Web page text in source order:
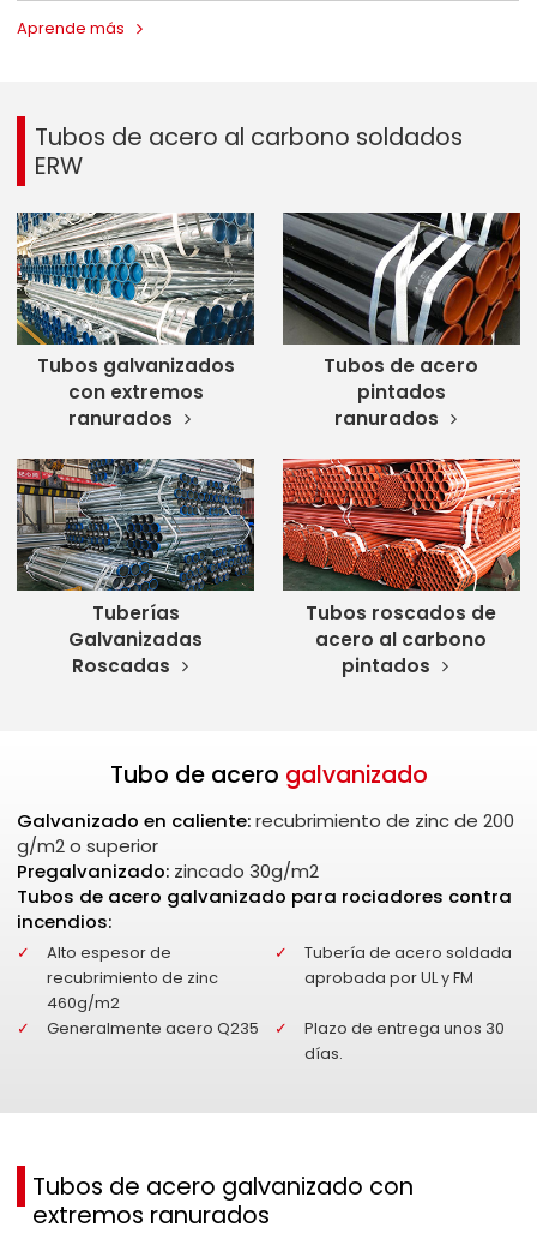
Aprende más
Tubos de acero al carbono soldados
ERW
Tubos galvanizados
con extremos
ranurados
Tubos de acero
pintados
ranurados
Tuberías
Galvanizadas
Roscadas
Tubos roscados de
acero al carbono
pintados
Tubo de acero galvanizado
Galvanizado en caliente:recubrimiento de zinc de 200
g/m2 o superior
Pregalvanizado: zincado 30g/m2
Tubos de acero galvanizado para rociadores contra
incendios:
Alto espesor de
recubrimiento de zinc
460g/m2
Tubería de acero soldada
aprobada por UL y FM
Generalmente acero Q235
Plazo de entrega unos 30
días.
Tubos de acero galvanizado con
extremos ranurados